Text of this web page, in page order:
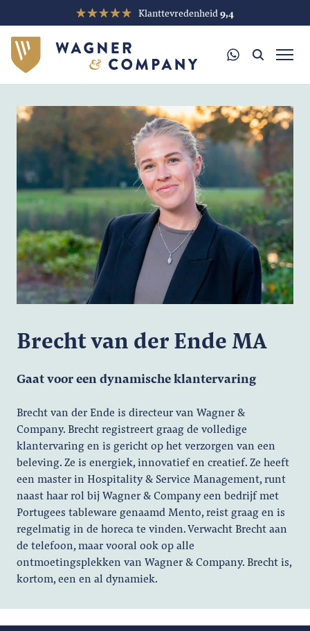
Klanttevredenheid9,4
Brecht van der Ende MA
Gaat voor een dynamische klantervaring
Brecht van der Ende is directeur van Wagner &
Company. Brecht registreert graag de volledige
klantervaring en is gericht op het verzorgen van een
beleving. Ze is energiek, innovatief en creatief. Ze heeft
een master in Hospitality & Service Management, runt
naast haar rol bij Wagner & Company een bedrijf met
Portugees tableware genaamd Mento, reist graag en is
regelmatig in de horeca te vinden. Verwacht Brecht aan
de telefoon, maar vooral ook op alle
ontmoetingsplekken van Wagner & Company. Brecht is,
kortom, een en al dynamiek.